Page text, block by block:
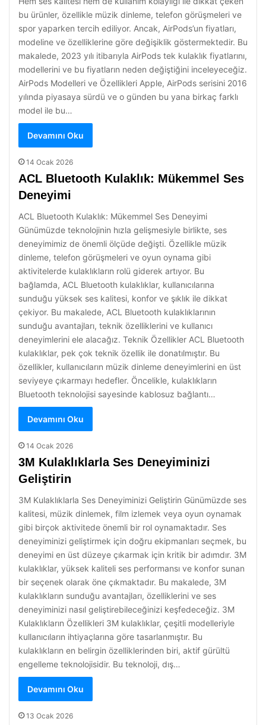
bu ürünler, özellikle müzik dinleme, telefon görüşmeleri ve
spor yaparken tercih ediliyor. Ancak, AirPods’un fiyatları,
modeline ve özelliklerine göre değişiklik göstermektedir. Bu
makalede, 2023 yılı itibarıyla AirPods tek kulaklık fiyatlarını,
modellerini ve bu fiyatların neden değiştiğini inceleyeceğiz.
AirPods Modelleri ve Özellikleri Apple, AirPods serisini 2016
yılında piyasaya sürdü ve o günden bu yana birkaç farklı
model ile bu…
Devamını Oku
14 Ocak 2026
ACL Bluetooth Kulaklık: Mükemmel Ses
Deneyimi
ACL Bluetooth Kulaklık: Mükemmel Ses Deneyimi
Günümüzde teknolojinin hızla gelişmesiyle birlikte, ses
deneyimimiz de önemli ölçüde değişti. Özellikle müzik
dinleme, telefon görüşmeleri ve oyun oynama gibi
aktivitelerde kulaklıkların rolü giderek artıyor. Bu
bağlamda, ACL Bluetooth kulaklıklar, kullanıcılarına
sunduğu yüksek ses kalitesi, konfor ve şıklık ile dikkat
çekiyor. Bu makalede, ACL Bluetooth kulaklıklarının
sunduğu avantajları, teknik özelliklerini ve kullanıcı
deneyimlerini ele alacağız. Teknik Özellikler ACL Bluetooth
kulaklıklar, pek çok teknik özellik ile donatılmıştır. Bu
özellikler, kullanıcıların müzik dinleme deneyimlerini en üst
seviyeye çıkarmayı hedefler. Öncelikle, kulaklıkların
Bluetooth teknolojisi sayesinde kablosuz bağlantı…
Devamını Oku
14 Ocak 2026
3M Kulaklıklarla Ses Deneyiminizi
Geliştirin
3M Kulaklıklarla Ses Deneyiminizi Geliştirin Günümüzde ses
kalitesi, müzik dinlemek, film izlemek veya oyun oynamak
gibi birçok aktivitede önemli bir rol oynamaktadır. Ses
deneyiminizi geliştirmek için doğru ekipmanları seçmek, bu
deneyimi en üst düzeye çıkarmak için kritik bir adımdır. 3M
kulaklıklar, yüksek kaliteli ses performansı ve konfor sunan
bir seçenek olarak öne çıkmaktadır. Bu makalede, 3M
kulaklıkların sunduğu avantajları, özelliklerini ve ses
deneyiminizi nasıl geliştirebileceğinizi keşfedeceğiz. 3M
Kulaklıkların Özellikleri 3M kulaklıklar, çeşitli modelleriyle
kullanıcıların ihtiyaçlarına göre tasarlanmıştır. Bu
kulaklıkların en belirgin özelliklerinden biri, aktif gürültü
engelleme teknolojisidir. Bu teknoloji, dış…
Devamını Oku
13 Ocak 2026